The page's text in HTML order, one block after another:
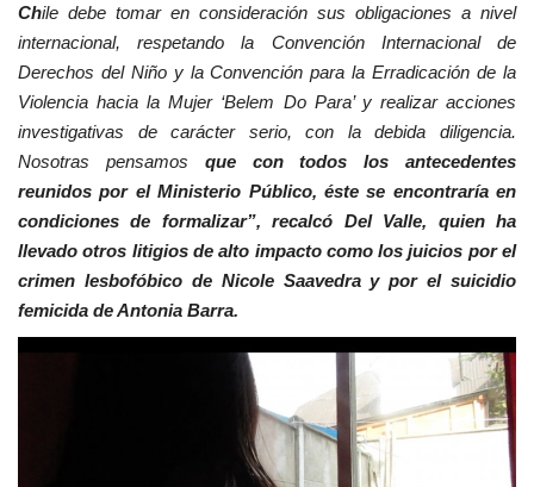
Chile debe tomar en consideración sus obligaciones a nivel
internacional, respetando la Convención Internacional de
Derechos del Niño y la Convención para la Erradicación de la
Violencia hacia la Mujer ‘Belem Do Para’ y realizar acciones
investigativas de carácter serio, con la debida diligencia.
Nosotras pensamos que con todos los antecedentes
reunidos por el Ministerio Público, éste se encontraría en
condiciones de formalizar”, recalcó Del Valle, quien ha
llevado otros litigios de alto impacto como los juicios por el
crimen lesbofóbico de Nicole Saavedra y por el suicidio
femicida de Antonia Barra.